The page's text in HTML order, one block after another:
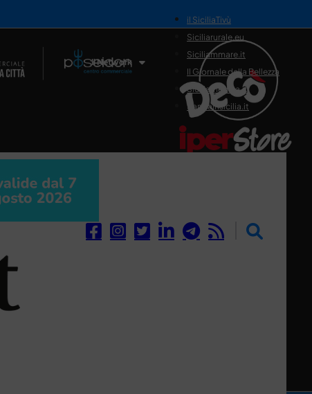
Il Network
il SiciliaTivù
Siciliarurale.eu
Siciliammare.it
Il Giornale della Bellezza
Siciliamedica.it
Sanitainsicilia.it